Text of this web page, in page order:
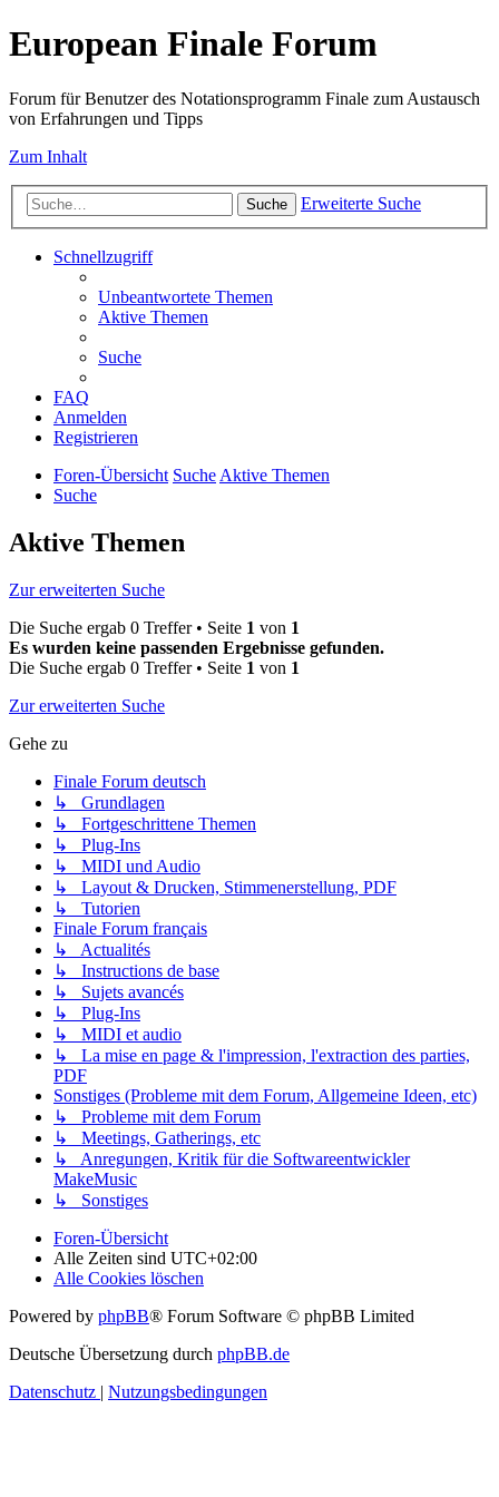
European Finale Forum
Forum für Benutzer des Notationsprogramm Finale zum Austausch
von Erfahrungen und Tipps
Zum Inhalt
Suche Erweiterte Suche
Schnellzugriff
Unbeantwortete Themen
Aktive Themen
Suche
FAQ
Anmelden
Registrieren
Foren-Übersicht SucheAktive Themen
Suche
Aktive Themen
Zur erweiterten Suche
Die Suche ergab 0 Treffer • Seite 1 von 1
Es wurden keine passenden Ergebnisse gefunden.
Die Suche ergab 0 Treffer • Seite 1 von 1
Zur erweiterten Suche
Gehe zu
Finale Forum deutsch
↳ Grundlagen
↳ Fortgeschrittene Themen
↳ Plug-Ins
↳ MIDI und Audio
↳ Layout & Drucken, Stimmenerstellung, PDF
↳ Tutorien
Finale Forum français
↳ Actualités
↳ Instructions de base
↳ Sujets avancés
↳ Plug-Ins
↳ MIDI et audio
↳ La mise en page & l'impression, l'extraction des parties,
PDF
Sonstiges (Probleme mit dem Forum, Allgemeine Ideen, etc)
↳ Probleme mit dem Forum
↳ Meetings, Gatherings, etc
↳ Anregungen, Kritik für die Softwareentwickler
MakeMusic
↳ Sonstiges
Foren-Übersicht
Alle Zeiten sind UTC+02:00
Alle Cookies löschen
Powered by phpBB® Forum Software © phpBB Limited
Deutsche Übersetzung durch phpBB.de
Datenschutz | Nutzungsbedingungen